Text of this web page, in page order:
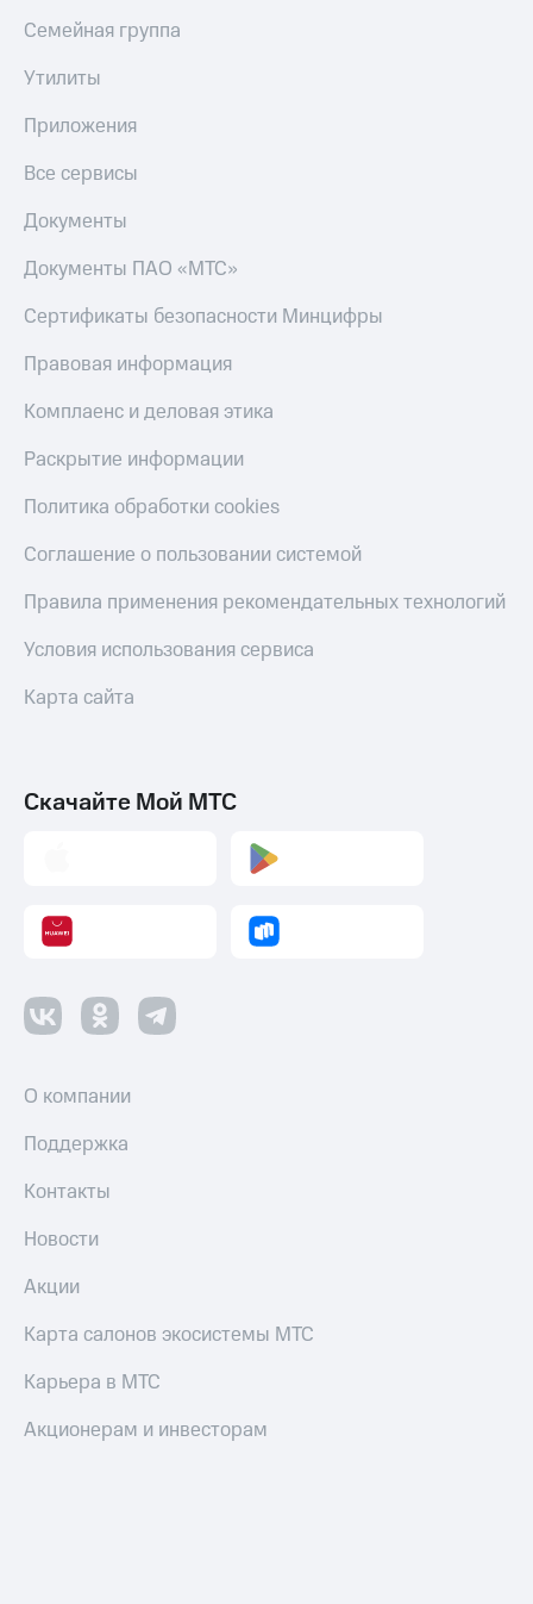
Семейная группа
Утилиты
Приложения
Все сервисы
Документы
Документы ПАО «МТС»
Сертификаты безопасности Минцифры
Правовая информация
Комплаенс и деловая этика
Раскрытие информации
Политика обработки cookies
Соглашение о пользовании системой
Правила применения рекомендательных технологий
Условия использования сервиса
Карта сайта
Скачайте Мой МТС
О компании
Поддержка
Контакты
Новости
Акции
Карта салонов экосистемы МТС
Карьера в МТС
Акционерам и инвесторам